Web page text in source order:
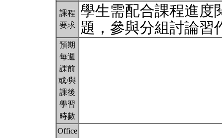
課程
要求
學生需配合課程進度
題，參與分組討論
預期
每週
課前
或/與
課後
學習
時數
Office